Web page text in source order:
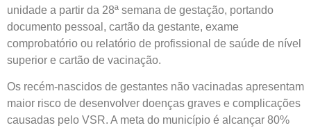
unidade a partir da 28ª semana de gestação, portando
documento pessoal, cartão da gestante, exame
comprobatório ou relatório de profissional de saúde de nível
superior e cartão de vacinação.
Os recém-nascidos de gestantes não vacinadas apresentam
maior risco de desenvolver doenças graves e complicações
causadas pelo VSR. A meta do município é alcançar 80%